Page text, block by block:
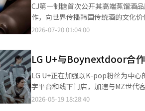
CJ第一制糖首次公开其高端蒸馏酒
作，向世界传播韩国传统酒的文化价值和身份，打造'K-蒸馏
馆举行了'jari'的发布活动，19日对
度，旨在让首次接触传统酒的全球
色。 为了提高产品的完成度，CJ第一制糖与传统酒名家文倍酒酿造厂和多农生物合作。去年1月，在忠南论山市建立
了专用的熟成设施，在这里将各酿酒厂的原酒
物质文化遗产文倍酒的传统制造方
现代诠释，通过陶罐熟成，保留了淡淡的甜味和热带水果的香
2026-07-20 01:04:00
LG U+与Boynextdoor合
LG U+正在加强以K-pop粉丝为中
字平台和线下门店，加速与MZ世代客户的接触。 LG U+于19日宣布与KOZ娱乐的六人
使合作伙伴关系，并将开展新的粉丝基础营销活动。 此次活动将与Boynextdoor
2026-05-19 18:28:40